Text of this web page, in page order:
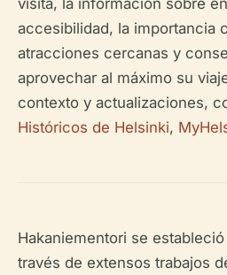
visita, la información sobre
accesibilidad, la importancia
atracciones cercanas y
aprovechar al máximo su
contexto y actualizaciones,
Históricos de Helsinki,
Hakaniementori se
través de extensos trabajos